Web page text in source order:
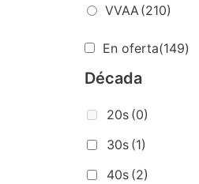
VVAA(210)
En oferta(149)
Década
20s (0)
30s (1)
40s (2)